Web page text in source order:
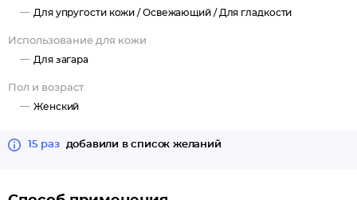
Для упругости кожи /Освежающий / Для гладкости
Использование для кожи
Для загара
Пол и возраст
Женский
15 раз добавили в список желаний